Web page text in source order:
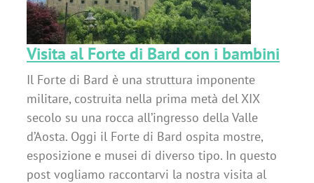
Visita al Forte di Bard con i bambini
Il Forte di Bard è una struttura imponente
militare, costruita nella prima metà del XIX
secolo su una rocca all’ingresso della Valle
d’Aosta. Oggi il Forte di Bard ospita mostre,
esposizione e musei di diverso tipo. In questo
post vogliamo raccontarvi la nostra visita al